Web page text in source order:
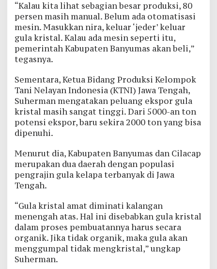
“Kalau kita lihat sebagian besar produksi, 80
persen masih manual. Belum ada otomatisasi
mesin. Masukkan nira, keluar ‘jeder’ keluar
gula kristal. Kalau ada mesin seperti itu,
pemerintah Kabupaten Banyumas akan beli,”
tegasnya.
Sementara, Ketua Bidang Produksi Kelompok
Tani Nelayan Indonesia (KTNI) Jawa Tengah,
Suherman mengatakan peluang ekspor gula
kristal masih sangat tinggi. Dari 5000-an ton
potensi ekspor, baru sekira 2000 ton yang bisa
dipenuhi.
Menurut dia, Kabupaten Banyumas dan Cilacap
merupakan dua daerah dengan populasi
pengrajin gula kelapa terbanyak di Jawa
Tengah.
“Gula kristal amat diminati kalangan
menengah atas. Hal ini disebabkan gula kristal
dalam proses pembuatannya harus secara
organik. Jika tidak organik, maka gula akan
menggumpal tidak mengkristal,” ungkap
Suherman.